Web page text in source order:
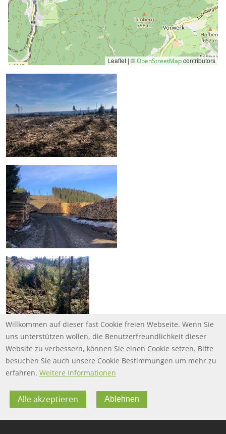
Leaflet | ©OpenStreetMapcontributors
FOOTER MENU
FAQ
FOOTER-DATENSCHUTZ
Datenschutz
FOOTER-IMPRESSUM
Impressum
Willkommen auf dieser fast Cookie freien Webseite. Wenn Sie
uns unterstützen wollen, die Benutzerfreundlichkeit dieser
Website zu verbessern, können Sie einen Cookie setzen. Bitte
besuchen Sie auch unsere Cookie Bestimmungen um mehr zu
erfahren. Weitere Informationen
Alle akzeptieren Ablehnen